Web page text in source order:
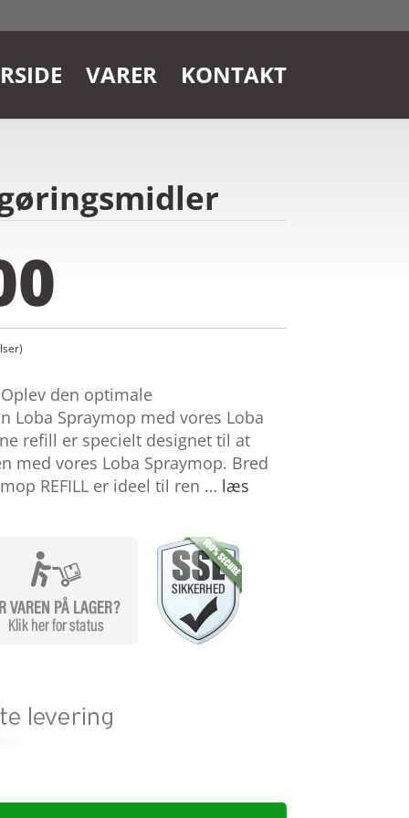
VARER KONTAKT
Oplev den optimale
Loba Spraymop med vores Loba
refill er specielt designet til at
med vores Loba Spraymop. Bred
REFILL er ideel til ren … læs